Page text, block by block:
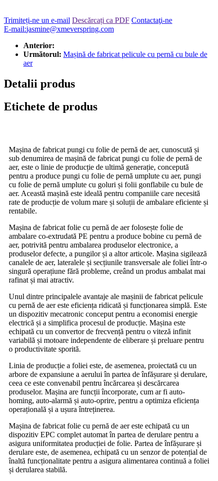
Trimiteți-ne un e-mail Descărcați ca PDF Contactaţi-ne
E-mail:jasmine@xmeverspring.com
Anterior:
Următorul: Mașină de fabricat pelicule cu pernă cu bule de
aer
Detalii produs
Etichete de produs
Mașina de fabricat pungi cu folie de pernă de aer, cunoscută și
sub denumirea de mașină de fabricat pungi cu folie de pernă de
aer, este o linie de producție de ultimă generație, concepută
pentru a produce pungi cu folie de pernă umplute cu aer, pungi
cu folie de pernă umplute cu goluri și folii gonflabile cu bule de
aer. Această mașină este ideală pentru companiile care necesită
rate de producție de volum mare și soluții de ambalare eficiente și
rentabile.
Mașina de fabricat folie cu pernă de aer folosește folie de
ambalare co-extrudată PE pentru a produce bobine cu pernă de
aer, potrivită pentru ambalarea produselor electronice, a
produselor defecte, a pungilor și a altor articole. Mașina sigilează
canalele de aer, lateralele și secțiunile transversale ale foliei într-o
singură operațiune fără probleme, creând un produs ambalat mai
rafinat și mai atractiv.
Unul dintre principalele avantaje ale mașinii de fabricat pelicule
cu pernă de aer este eficiența ridicată și funcționarea simplă. Este
un dispozitiv mecatronic conceput pentru a economisi energie
electrică și a simplifica procesul de producție. Mașina este
echipată cu un convertor de frecvență pentru o viteză infinit
variabilă și motoare independente de eliberare și preluare pentru
o productivitate sporită.
Linia de producție a foliei este, de asemenea, proiectată cu un
arbore de expansiune a aerului în partea de înfășurare și derulare,
ceea ce este convenabil pentru încărcarea și descărcarea
produselor. Mașina are funcții încorporate, cum ar fi auto-
homing, auto-alarmă și auto-oprire, pentru a optimiza eficiența
operațională și a ușura întreținerea.
Mașina de fabricat folie cu pernă de aer este echipată cu un
dispozitiv EPC complet automat în partea de derulare pentru a
asigura uniformitatea producției de folie. Partea de înfășurare și
derulare este, de asemenea, echipată cu un senzor de potențial de
înaltă funcționalitate pentru a asigura alimentarea continuă a foliei
și derularea stabilă.